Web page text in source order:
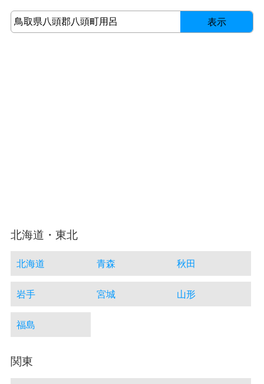
表示
北海道・東北
北海道 青森 秋田
岩手 宮城 山形
福島
関東